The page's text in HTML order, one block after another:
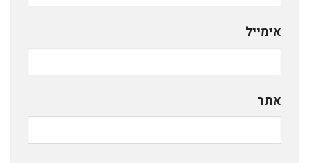
אימייל
אתר